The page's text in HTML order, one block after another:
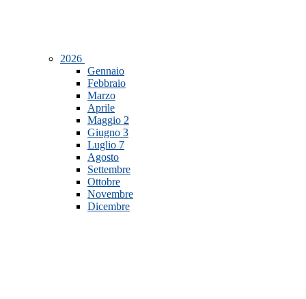
2026
Gennaio
Febbraio
Marzo
Aprile
Maggio 2
Giugno 3
Luglio 7
Agosto
Settembre
Ottobre
Novembre
Dicembre